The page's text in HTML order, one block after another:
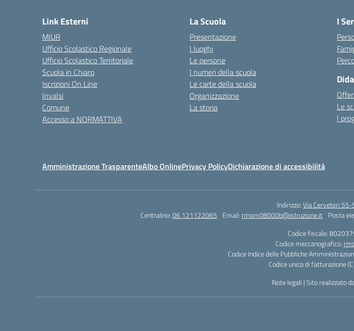
Link Esterni
MIUR
Ufficio Scolastico Regionale
Ufficio Scolastico Territoriale
Scuola in Chiaro
Iscrizioni On Line
Invalsi
Comune
Accesso a NORMATTIVA
La Scuola
Presentazione
I luoghi
Le persone
I numeri della scuola
Le carte della scuola
Organizzazione
La storia
I
Le
I
Amministrazione TrasparenteAlbo OnlinePrivacy PolicyDichiarazione di accessibilità
Indirizzo:Via Cerveteri
Centralino:06 121122065 Email: rmpm08000b@istruzione.it Posta
Codice fiscale:
Codice meccanografico:
Codice Indice delle Pubbliche
Codice unico di fatturazione
Note legali |Sito realizzato